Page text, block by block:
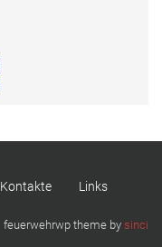
Kontakte Links
feuerwehrwp theme by sinci